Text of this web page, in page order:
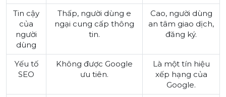
Tin cậy
của
người
dùng
Thấp, người dùng e
ngại cung cấp thông
tin.
Cao, người dùng
an tâm giao dịch,
đăng ký.
Yếu tố
SEO
Không được Google
ưu tiên.
Là một tín hiệu
xếp hạng của
Google.